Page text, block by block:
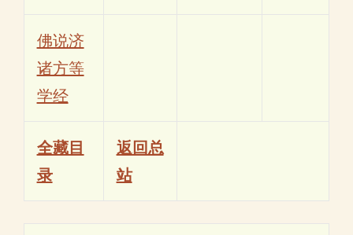
佛说济
诸方等
学经
全藏目
录
返回总
站